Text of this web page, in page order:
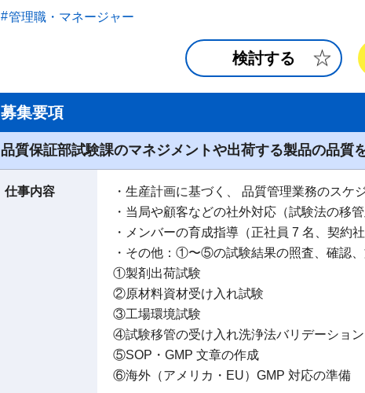
管理職・マネージャー
検討する
募集要項
品質保証部試験課のマネジメントや出荷する製品の品質
仕事内容
・生産計画に基づく、 品質管理業務のスケ
・当局や顧客などの社外対応（試験法の移管
・メンバーの育成指導（正社員 7 名、契約
・その他：①〜⑤の試験結果の照査、確認
①製剤出荷試験
②原材料資材受け入れ試験
③工場環境試験
④試験移管の受け入れ洗浄法バリデーション
⑤SOP・GMP 文章の作成
⑥海外（アメリカ・EU）GMP 対応の準備